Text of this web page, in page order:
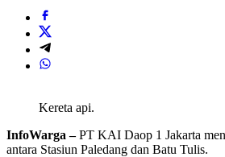
Kereta api.
InfoWarga –PT KAI Daop 1 Jakarta
antara Stasiun Paledang dan Batu Tulis.